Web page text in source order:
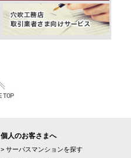
個人のお客さまへ
> サーパスマンションを探す